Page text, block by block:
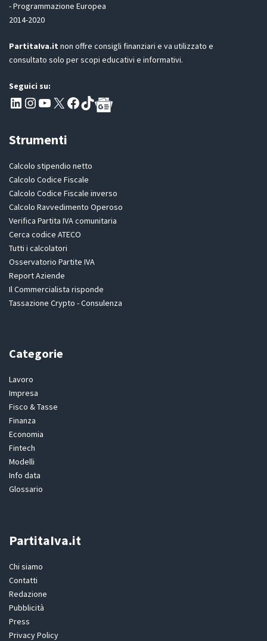
R
*
- Programmazione Europea
2014-2020
PartitaIva.it non offre consigli finanziari e va utilizzato e
consultato solo per scopi educativi e informativi.
Seguici su:
Pagina LinkedIn PartitaIva
Instagram
Canale YouTube Evoluzione - Partitaiva.it
X Segui PartitaIva su Facebook
TikTok
Strumenti
Calcolo stipendio netto
Calcolo Codice Fiscale
Calcolo Codice Fiscale inverso
Calcolo Ravvedimento Operoso
Verifica Partita IVA comunitaria
Cerca codice ATECO
Tutti i calcolatori
Osservatorio Partite IVA
Report Aziende
Il Commercialista risponde
Tassazione Crypto - Consulenza
Categorie
Lavoro
Impresa
Fisco & Tasse
Finanza
Economia
Fintech
Modelli
Info data
Glossario
PartitaIva.it
Chi siamo
Contatti
Redazione
Pubblicità
Press
Privacy Policy